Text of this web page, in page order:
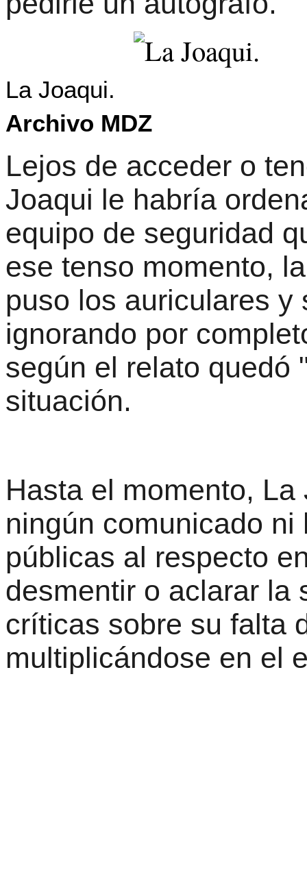
La Joaqui.
Archivo MDZ
Lejos de acceder o
Joaqui le habría
equipo de seguridad
ese tenso momento,
puso los auriculares y
ignorando por
según el relato quedó
situación.
Hasta el momento,
ningún comunicado
públicas al respecto
desmentir o aclarar la
críticas sobre su falta
multiplicándose en el